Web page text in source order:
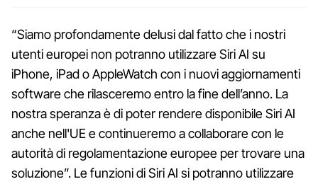
“Siamo profondamente delusi dal fatto che i nostri
utenti europei non potranno utilizzare Siri AI su
iPhone, iPad o AppleWatch con i nuovi aggiornamenti
software che rilasceremo entro la fine dell’anno. La
nostra speranza è di poter rendere disponibile Siri AI
anche nell'UE e continueremo a collaborare con le
autorità di regolamentazione europee per trovare una
soluzione”. Le funzioni di Siri AI si potranno utilizzare